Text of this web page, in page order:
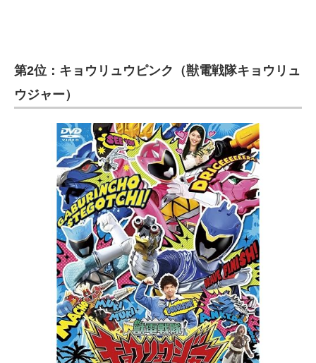
第2位：キョウリュウピンク（獣電戦隊キョウリュ
ウジャー）